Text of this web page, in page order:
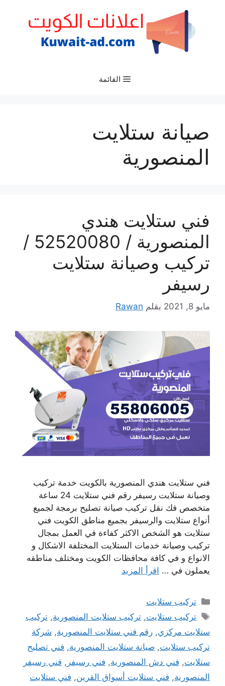
القائمة
صيانة ستلايت
المنصورية
فني ستلايت هندي
المنصورية / 52520080 /
تركيب وصيانة ستلايت
رسيفر
مايو 8, 2021 بقلم Rawan
فني ستلايت هندي المنصورية بالكويت خدمة تركيب
وصيانة ستلايت رسيفر رقم فني ستلايت 24 ساعة
متخصص فك نقل تركيب صيانة تصليح برمجة لجميع
أنواع ستلايت والرسيفر بجميع مناطق الكويت فني
ستلايت هو الشخص الاكثر كفاءة في العمل بمجال
تركيب وصيانة خدمات الستلايت المختلفة الاشكال و
الانواع و في كافة محافظات الكويت ومختلف مناطقه
يعملون في … اقرأ المزيد
التصنيفات
تركيب ستلايت
الوسوم
تركيب ستلايت,تركيب ستلايت المنصورية,تركيب
ستلايت مركزي, رقم فني ستلايت المنصورية, شركة
تركيب ستلايت, صيانة ستلايت المنصورية, فني تصليح
ستلايت, فني دش المنصورية, فني رسيفر , فني رسيفر
المنصورية, فني ستلايت أسواق القرين, فني ستلايت